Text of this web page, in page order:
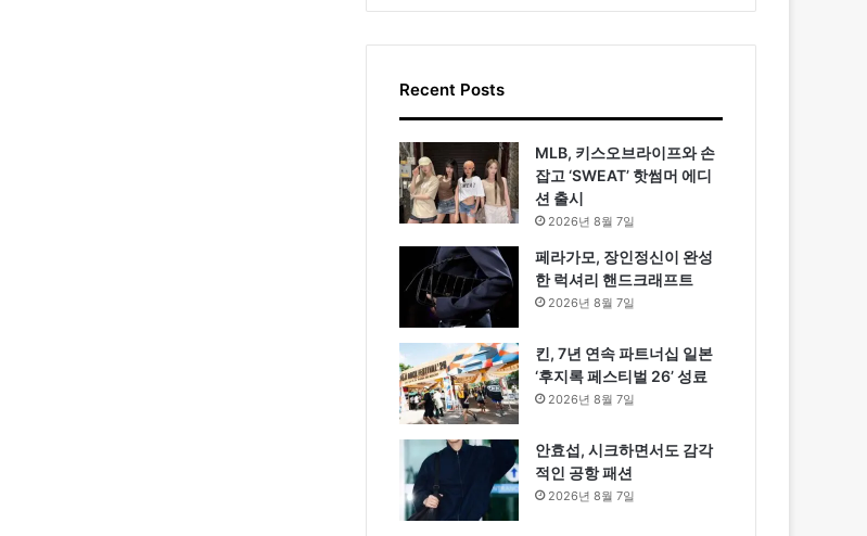
Recent Posts
MLB, 키스오브라이프와 손
잡고 ‘SWEAT’ 핫썸머 에디
션 출시
2026년 8월 7일
페라가모, 장인정신이 완성
한 럭셔리 핸드크래프트
2026년 8월 7일
킨, 7년 연속 파트너십 일본
‘후지록 페스티벌 26’ 성료
2026년 8월 7일
안효섭, 시크하면서도 감각
적인 공항 패션
2026년 8월 7일